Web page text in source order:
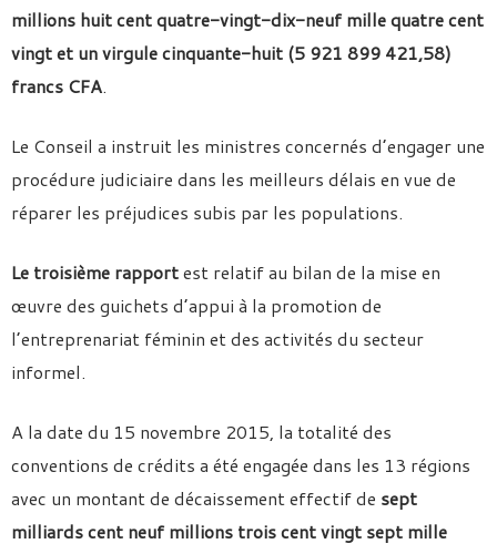
millions huit cent quatre-vingt-dix-neuf mille quatre cent
vingt et un virgule cinquante-huit (5 921 899 421,58)
francs CFA.
Le Conseil a instruit les ministres concernés d’engager une
procédure judiciaire dans les meilleurs délais en vue de
réparer les préjudices subis par les populations.
Le troisième rapportest relatif au bilan de la mise en
œuvre des guichets d’appui à la promotion de
l’entreprenariat féminin et des activités du secteur
informel.
A la date du 15 novembre 2015, la totalité des
conventions de crédits a été engagée dans les 13 régions
avec un montant de décaissement effectif de sept
milliards cent neuf millions trois cent vingt sept mille